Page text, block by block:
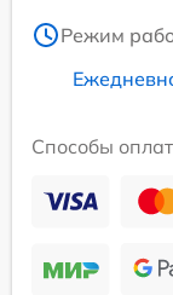
Режим
Способы